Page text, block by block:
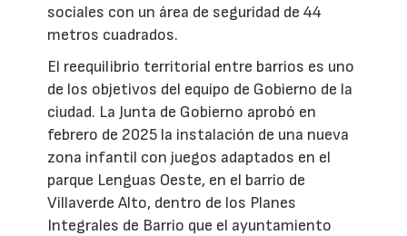
sociales con un área de seguridad de 44
metros cuadrados.
El reequilibrio territorial entre barrios es uno
de los objetivos del equipo de Gobierno de la
ciudad. La Junta de Gobierno aprobó en
febrero de 2025 la instalación de una nueva
zona infantil con juegos adaptados en el
parque Lenguas Oeste, en el barrio de
Villaverde Alto, dentro de los Planes
Integrales de Barrio que el ayuntamiento